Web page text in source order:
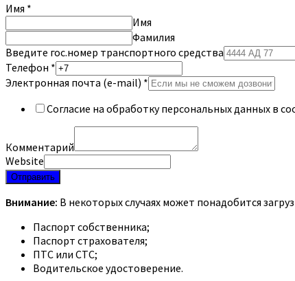
Имя *
Имя
Фамилия
Введите гос.номер транспортного средства
Телефон *
Электронная почта (e-mail) *
Согласие на обработку персональных данных в
Комментарий
Website
Отправить
Внимание: В некоторых случаях может понадобится
Паспорт собственника;
Паспорт страхователя;
ПТС или СТС;
Водительское удостоверение.